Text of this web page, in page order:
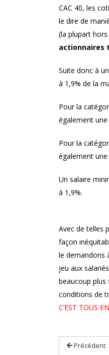
CAC 40, les
le dire de
(la plupart hors
actionnaires
Suite donc à
à 1,9% de la
Pour la
également
Pour la
également
Un salaire
à 1,9%.
Avec de telles
façon
le demandons
jeu aux
beaucoup plus
conditions de
C’EST TOUS
Précédent